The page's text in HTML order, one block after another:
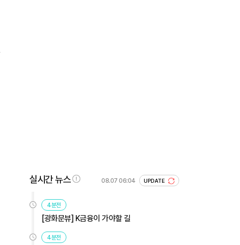
실시간 뉴스 08.07 06:04 UPDATE
4분전
[광화문뷰] K금융이 가야할 길
4분전